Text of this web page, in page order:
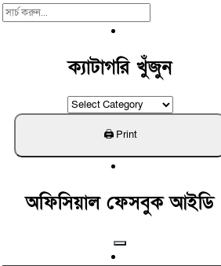
Search
ক্যাটাগরি খুঁজুন
ক্যাটাগরি
খুঁজুন
অফিসিয়াল ফেসবুক আইডি